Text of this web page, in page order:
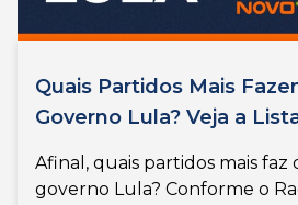
Quais Partidos Mais
Governo Lula? Veja a
Afinal, quais partidos mais faz
governo Lula? Conforme o